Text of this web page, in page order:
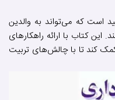
است که می‌تواند به والدین
این کتاب با ارائه راهکارهای
کمک کند تا با چالش‌های تربیت